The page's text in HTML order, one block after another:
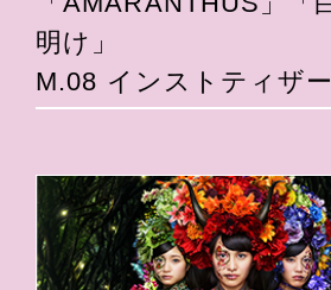
明け」
M.08 インストティザー